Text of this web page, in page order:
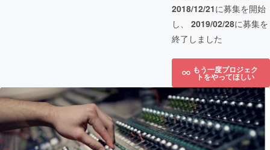
2018/12/21に募集を開始
し、 2019/02/28に募集を
終了しました
もう一度プロジェク
トをやってほしい